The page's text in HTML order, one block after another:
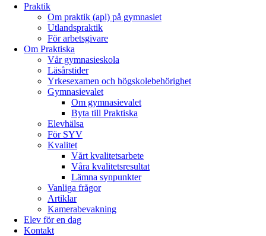
Praktik
Om praktik (apl) på gymnasiet
Utlandspraktik
För arbetsgivare
Om Praktiska
Vår gymnasieskola
Läsårstider
Yrkesexamen och högskolebehörighet
Gymnasievalet
Om gymnasievalet
Byta till Praktiska
Elevhälsa
För SYV
Kvalitet
Vårt kvalitetsarbete
Våra kvalitetsresultat
Lämna synpunkter
Vanliga frågor
Artiklar
Kamerabevakning
Elev för en dag
Kontakt